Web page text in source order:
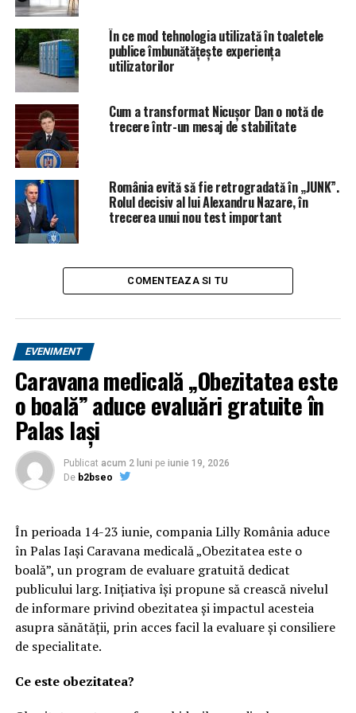
fiecare scară de bloc, 276 în total.
Oradea este oraşul cu cel mai ridicat grad de siguranţă,
conform unui top realizat de Storia. În Oradea, Calea
Aradului, Nufărul şi Centru Civic sunt cele mai sigure
zone.
Centură modernă de aproape 16 kilometri
benzi de circulaţie. Pentru realizarea ei au fost folosite
fonduri ale Minsterului Transporturilor, ale bugetului
local şi fonduri europene. Şoferii spun că economia de
timp este importantă.Câte două benzi de circulaţie pe
fiecare sens de mers, patru pasaje supraterane şi mai
multe căi de acces spre şi dinspre oraş. Aşa arată, în
2018, centura Oradei, a cărei construcţie care a început
doar câteva minute, fără a fi nevoiţi să piardă timp în
ambuteiaje şi zone semaforizate. Primăria Oradea
În ce mod tehnologia utilizată în toaletele
publice îmbunătățește experiența
utilizatorilor
Cum a transformat Nicușor Dan o notă de
trecere într-un mesaj de stabilitate
România evită să fie retrogradată în „JUNK”.
Rolul decisiv al lui Alexandru Nazare, în
trecerea unui nou test important
COMENTEAZA SI TU
EVENIMENT
Caravana medicală „Obezitatea este
o boală” aduce evaluări gratuite în
Palas Iași
Publicat acum 2 luni pe iunie 19, 2026
De b2bseo
În perioada 14-23 iunie, compania Lilly România aduce
în Palas Iași Caravana medicală „Obezitatea este o
boală”, un program de evaluare gratuită dedicat
publicului larg. Inițiativa își propune să crească nivelul
de informare privind obezitatea și impactul acesteia
asupra sănătății, prin acces facil la evaluare și consiliere
de specialitate.
Ce este obezitatea?